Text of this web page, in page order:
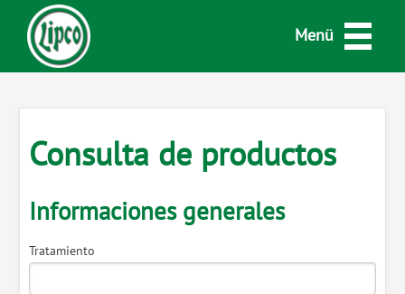
Menü
Consulta de productos
Informaciones generales
Tratamiento